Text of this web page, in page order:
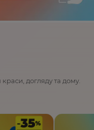
догляду та дому.